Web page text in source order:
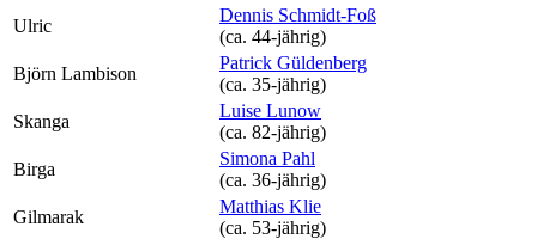
Ulric
Dennis Schmidt-Foß
(ca. 44‑jährig)
Björn Lambison
Patrick Güldenberg
(ca. 35‑jährig)
Skanga
Luise Lunow
(ca. 82‑jährig)
Birga
Simona Pahl
(ca. 36‑jährig)
Gilmarak
Matthias Klie
(ca. 53‑jährig)